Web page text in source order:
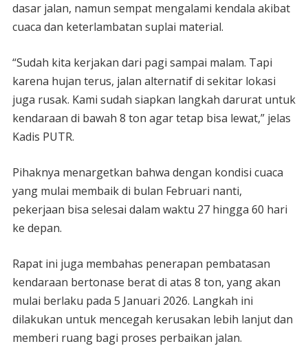
dasar jalan, namun sempat mengalami kendala akibat
cuaca dan keterlambatan suplai material.
“Sudah kita kerjakan dari pagi sampai malam. Tapi
karena hujan terus, jalan alternatif di sekitar lokasi
juga rusak. Kami sudah siapkan langkah darurat untuk
kendaraan di bawah 8 ton agar tetap bisa lewat,” jelas
Kadis PUTR.
Pihaknya menargetkan bahwa dengan kondisi cuaca
yang mulai membaik di bulan Februari nanti,
pekerjaan bisa selesai dalam waktu 27 hingga 60 hari
ke depan.
Rapat ini juga membahas penerapan pembatasan
kendaraan bertonase berat di atas 8 ton, yang akan
mulai berlaku pada 5 Januari 2026. Langkah ini
dilakukan untuk mencegah kerusakan lebih lanjut dan
memberi ruang bagi proses perbaikan jalan.